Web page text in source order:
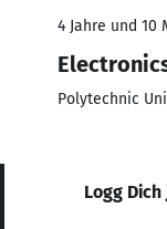
4 Jahre und 10
Polytechnic
Logg